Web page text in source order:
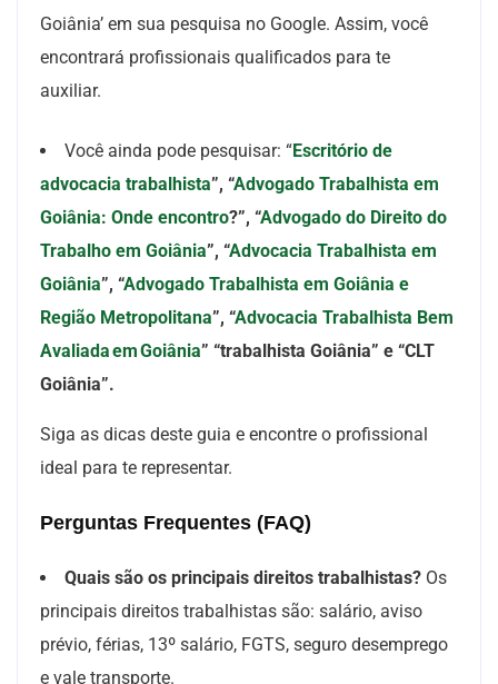
Goiânia’ em sua pesquisa no Google. Assim, você
encontrará profissionais qualificados para te
auxiliar.
Você ainda pode pesquisar: “Escritório de
advocacia trabalhista”, “Advogado Trabalhista em
Goiânia: Onde encontro?”, “Advogado do Direito do
Trabalho em Goiânia”, “Advocacia Trabalhista em
Goiânia”, “Advogado Trabalhista em Goiânia e
Região Metropolitana”, “Advocacia Trabalhista Bem
Avaliada em Goiânia” “trabalhista Goiânia” e “CLT
Goiânia”.
Siga as dicas deste guia e encontre o profissional
ideal para te representar.
Perguntas Frequentes (FAQ)
Quais são os principais direitos trabalhistas? Os
principais direitos trabalhistas são: salário, aviso
prévio, férias, 13º salário, FGTS, seguro desemprego
e vale transporte.